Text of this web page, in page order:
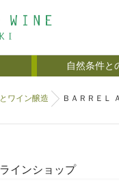
自然条件と
ワイン醸造 ＢＡＲＲＥＬ
インショップ